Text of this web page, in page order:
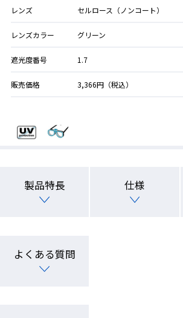
レンズ セルロース（ノンコート）
レンズカラー グリーン
遮光度番号 1.7
販売価格 3,366円（税込）
製品特長 仕様
よくある質問